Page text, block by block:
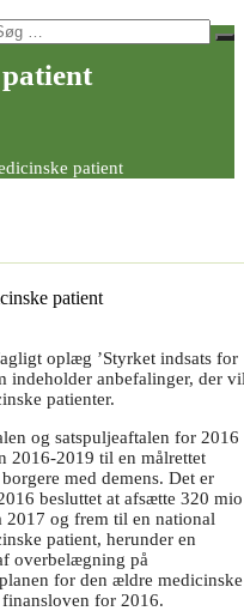
patient
patient
oplæg ’Styrket indsats for
indeholder anbefalinger, der
patienter.
og satspuljeaftalen for 2016
2016-2019 til en målrettet
med demens. Det er
besluttet at afsætte 320
og frem til en national
patient, herunder en
overbelægning på
for den ældre medicinske
for 2016.